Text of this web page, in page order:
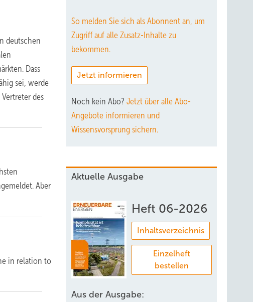
deutschen
Dass
sei, werde
des
Aber
in relation to
So melden Sie sich als Abonnent an, um
Zugriff auf alle Zusatz-Inhalte zu
bekommen.
Jetzt informieren
Noch kein Abo? Jetzt über alle Abo-
Angebote informieren und
Wissensvorsprung sichern.
Aktuelle Ausgabe
Heft 06-2026
Inhaltsverzeichnis
Einzelheft
bestellen
Aus der Ausgabe: